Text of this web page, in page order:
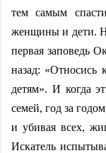
тем самым
женщины и дети.
первая заповедь
назад: «Относись
детям». И когда
семей, год за
и убивая всех,
Искатель